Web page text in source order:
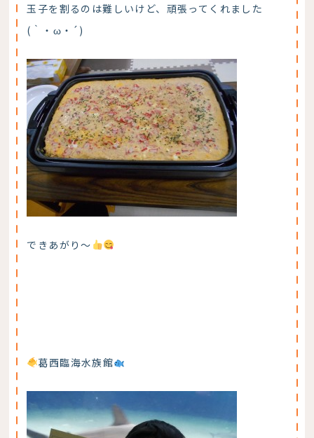
玉子を割るのは難しいけど、頑張ってくれました
(｀・ω・´)
できあがり～
葛西臨海水族館